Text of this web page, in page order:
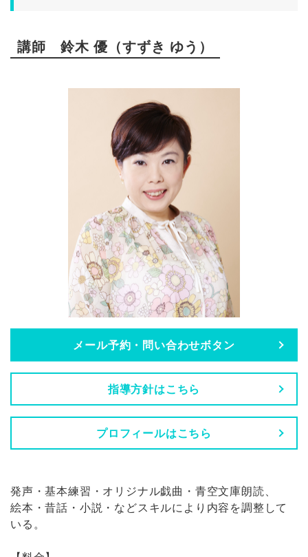
講師 鈴木 優（すずき ゆう）
メール予約・問い合わせボタン
指導方針はこちら
プロフィールはこちら
発声・基本練習・オリジナル戯曲・青空文庫朗読、
絵本・昔話・小説・などスキルにより内容を調整して
いる。